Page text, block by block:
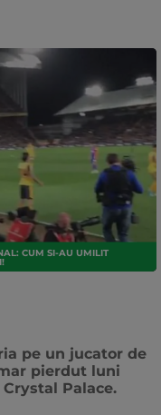
CUM SI-AU UMILIT
pe un jucator de
pierdut luni
Palace.